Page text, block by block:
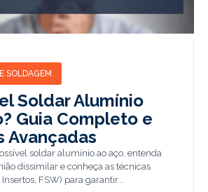
SOLDAGEM
Soldar Alumínio
Guia Completo e
Avançadas
soldar alumínio ao aço, entenda
dissimilar e conheça as técnicas
FSW) para garantir...